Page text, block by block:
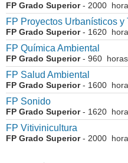
FP Grado Superior- 2000
FP Proyectos Urbanísticos y
FP Grado Superior- 1620
FP Química Ambiental
FP Grado Superior- 960 horas
FP Salud Ambiental
FP Grado Superior- 1600
FP Sonido
FP Grado Superior- 1620
FP Vitivinicultura
FP Grado Superior- 2000